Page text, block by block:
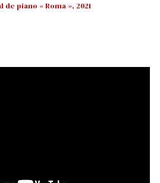
piano « Roma », 2021